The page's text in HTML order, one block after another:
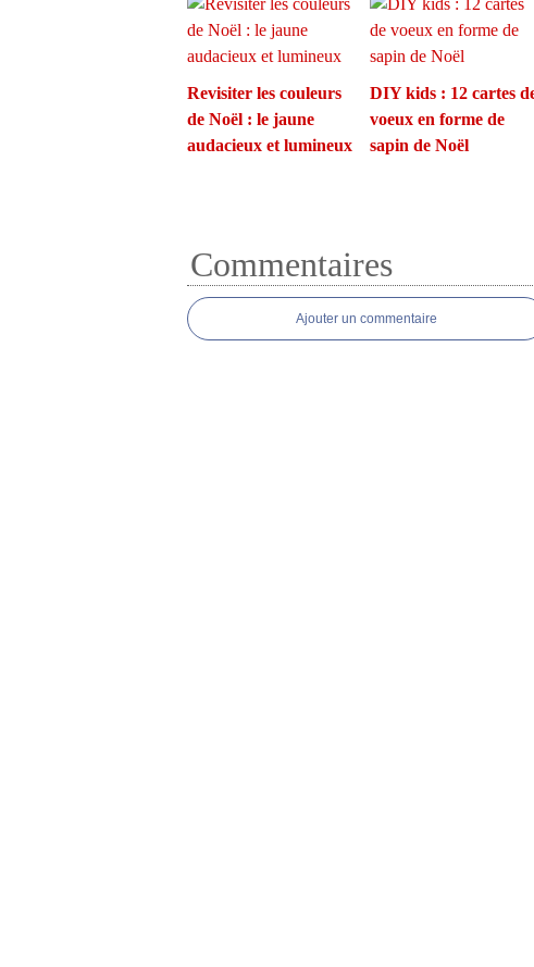
Revisiter les couleurs
de Noël : le jaune
audacieux et lumineux
DIY kids : 12 cartes
voeux en forme de
sapin de Noël
Commentaires
Ajouter un commentaire